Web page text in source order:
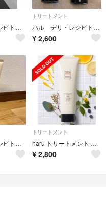
Haru デリ・レシピトリートメント 250g 新品未開封
トリートメント
ハル デリ・レシピトリートメント 2個
¥ 2,600
Haru デリ・レシピトリートメント 250g 新品未開封
トリートメント
haru トリートメント 新品未使用品
¥ 2,800